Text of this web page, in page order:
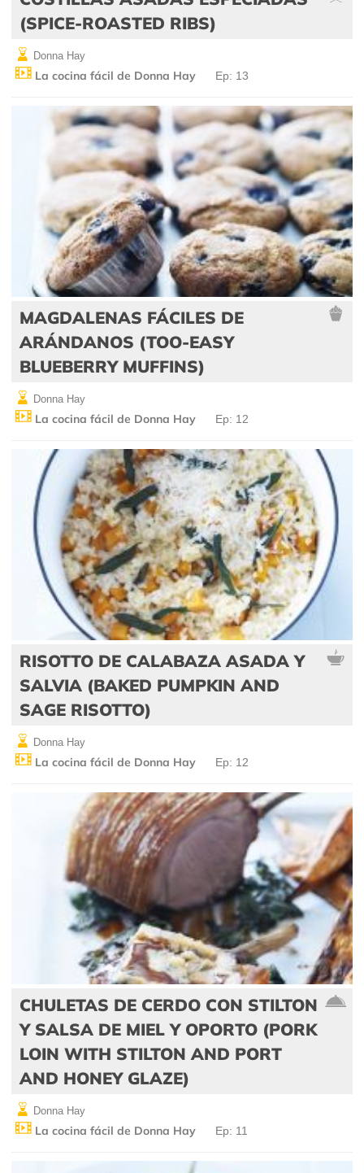
(SPICE-ROASTED RIBS)
Donna Hay
La cocina fácil de Donna Hay Ep: 13
MAGDALENAS FÁCILES DE
ARÁNDANOS (TOO-EASY
BLUEBERRY MUFFINS)
Donna Hay
La cocina fácil de Donna Hay Ep: 12
RISOTTO DE CALABAZA ASADA Y
SALVIA (BAKED PUMPKIN AND
SAGE RISOTTO)
Donna Hay
La cocina fácil de Donna Hay Ep: 12
CHULETAS DE CERDO CON STILTON
Y SALSA DE MIEL Y OPORTO (PORK
LOIN WITH STILTON AND PORT
AND HONEY GLAZE)
Donna Hay
La cocina fácil de Donna Hay Ep: 11